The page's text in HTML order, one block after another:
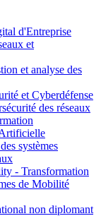
d'Entreprise
et
et analyse des
et Cyberdéfense
des réseaux
systèmes
- Transformation
de Mobilité
non diplomant